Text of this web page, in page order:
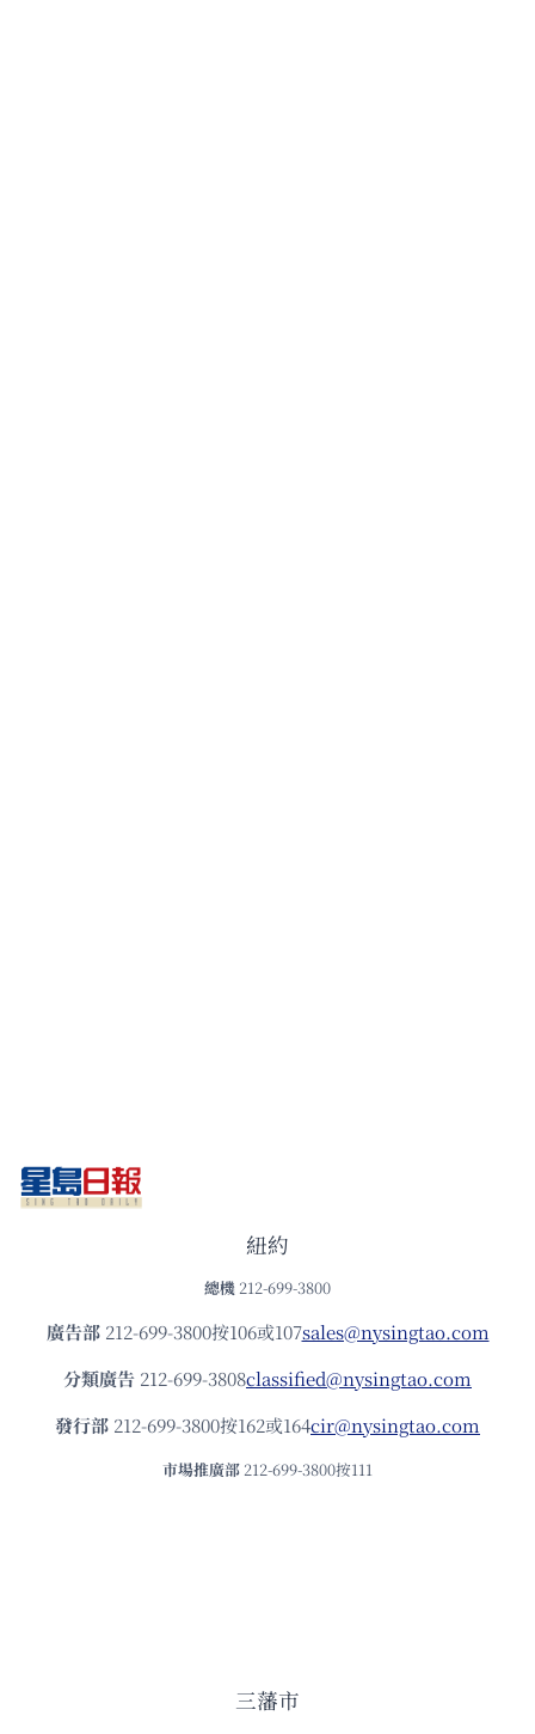
紐約
總機 212-699-3800
廣告部212-699-3800按106或107sales@nysingtao.com
分類廣告 212-699-3808classified@nysingtao.com
發⾏部 212-699-3800按162或164cir@nysingtao.com
市場推廣部 212-699-3800按111
三藩市